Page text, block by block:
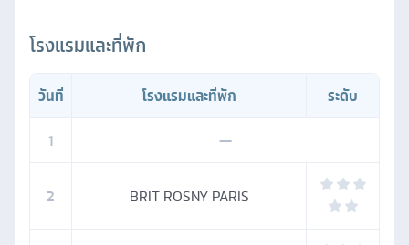
โรงแรมและที่พัก
วันที่ โรงแรมและที่พัก
ระดับ
1
—
2 BRIT ROSNY PARIS